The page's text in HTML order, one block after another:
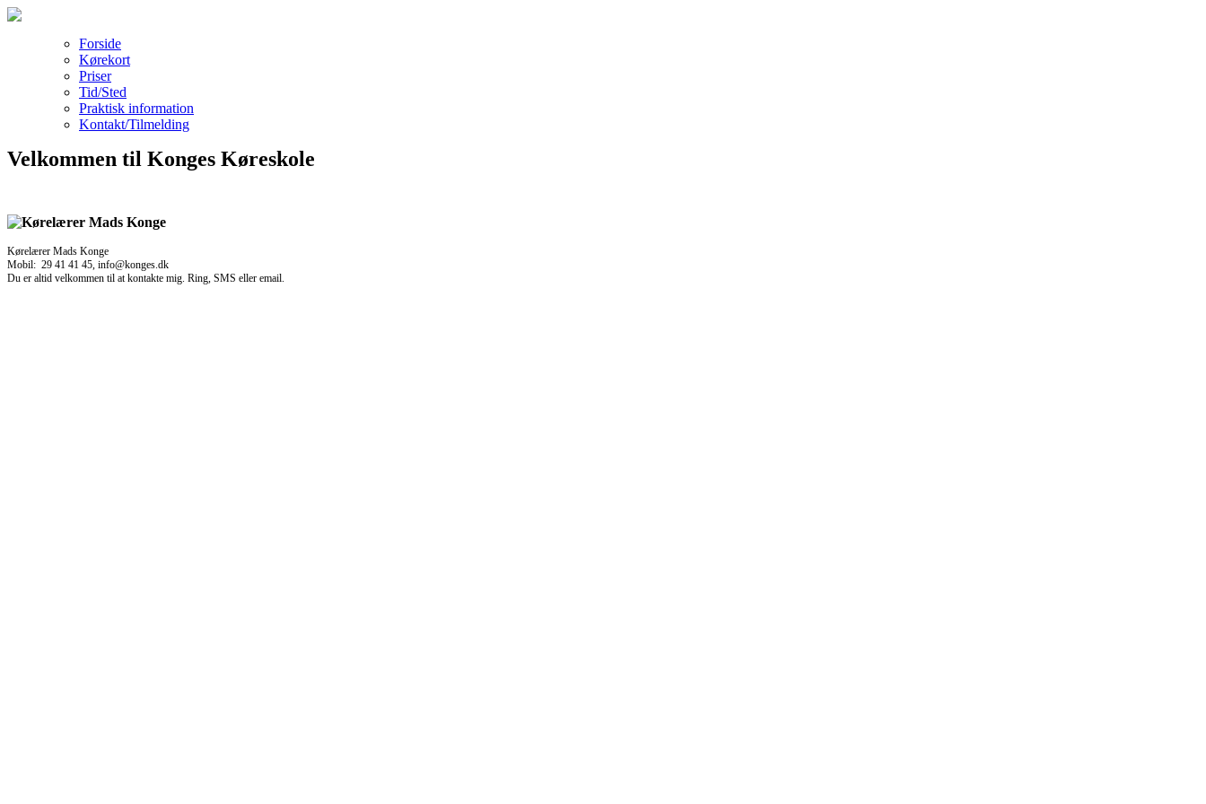
Forside
Kørekort
Priser
Tid/Sted
Praktisk information
Kontakt/Tilmelding
Velkommen til Konges Køreskole
Kørelærer Mads Konge
Mobil: 29 41 41 45, info@konges.dk
Du er altid velkommen til at kontakte mig. Ring, SMS eller email.